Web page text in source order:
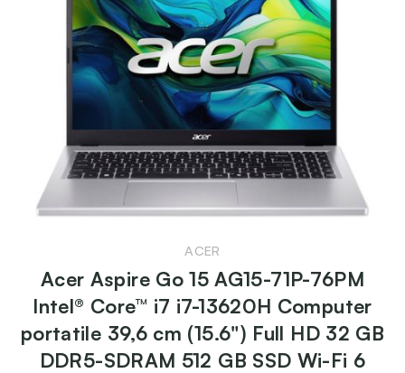
ACER
Acer Aspire Go 15 AG15-71P-76PM
Intel® Core™ i7 i7-13620H Computer
portatile 39,6 cm (15.6") Full HD 32 GB
DDR5-SDRAM 512 GB SSD Wi-Fi 6